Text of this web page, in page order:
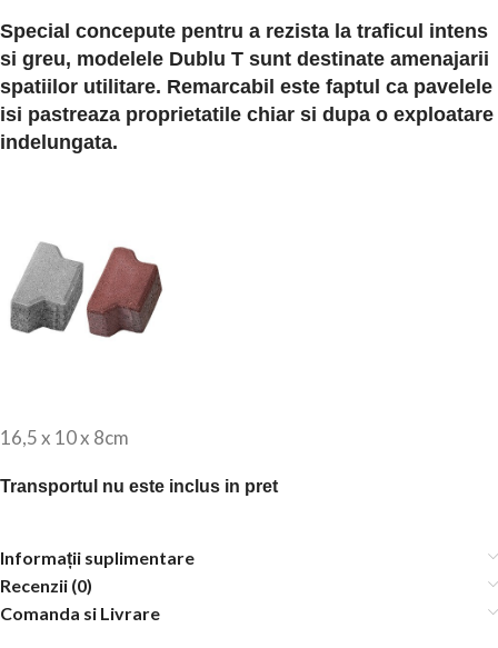
Special concepute pentru a rezista la traficul intens
si greu, modelele Dublu T sunt destinate amenajarii
spatiilor utilitare. Remarcabil este faptul ca pavelele
isi pastreaza proprietatile chiar si dupa o exploatare
indelungata.
16,5 x 10 x 8cm
Transportul nu este inclus in pret
Informații suplimentare
Recenzii (0)
Comanda si Livrare